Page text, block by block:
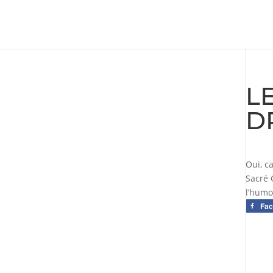
Oui,
Sacré